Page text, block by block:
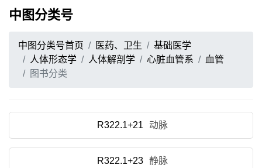
中图分类号
中图分类号首页 医药、卫生
基础医学
人体形态学
人体解剖学 心脏血管系
血管
图书分类
R322.1+21 动脉
R322.1+23 静脉